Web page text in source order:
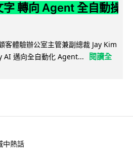
轉向 Agent 全自動操
客體驗辦公室主管兼副總裁 Jay Kim
AI 邁向全自動化 Agent...
閱讀全
中熱話